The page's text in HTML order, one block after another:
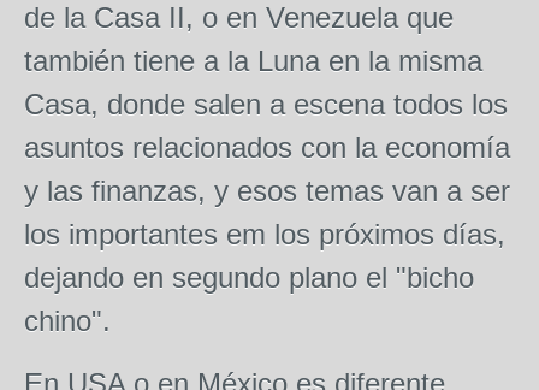
de la Casa II, o en Venezuela que
también tiene a la Luna en la misma
Casa, donde salen a escena todos los
asuntos relacionados con la economía
y las finanzas, y esos temas van a ser
los importantes em los próximos días,
dejando en segundo plano el "bicho
chino".
En USA o en México es diferente